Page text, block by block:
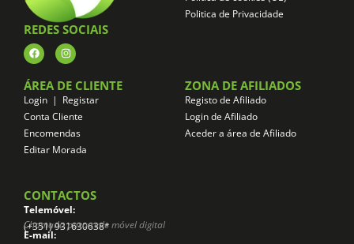
REDES SOCIAIS
Politica de Privacidade
ÁREA DE CLIENTE
Login | Registar
Conta Cliente
Encomendas
Editar Morada
ZONA DE AFILIADOS
Registo de Afiliado
Login de Afiliado
Aceder a área de Afiliado
CONTACTOS
Telemóvel:
(+351) 931630638*
Chamada para rede móvel digital
E-mail: